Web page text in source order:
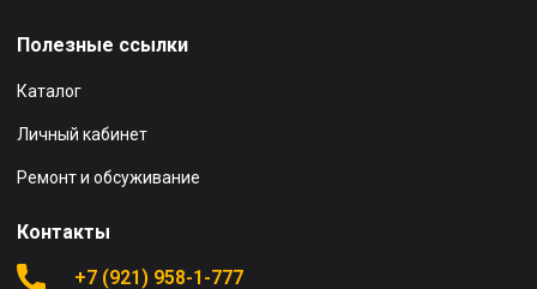
Полезные ссылки
Каталог
Личный кабинет
Ремонт и обсуживание
Контакты
+7 (921) 958-1-777